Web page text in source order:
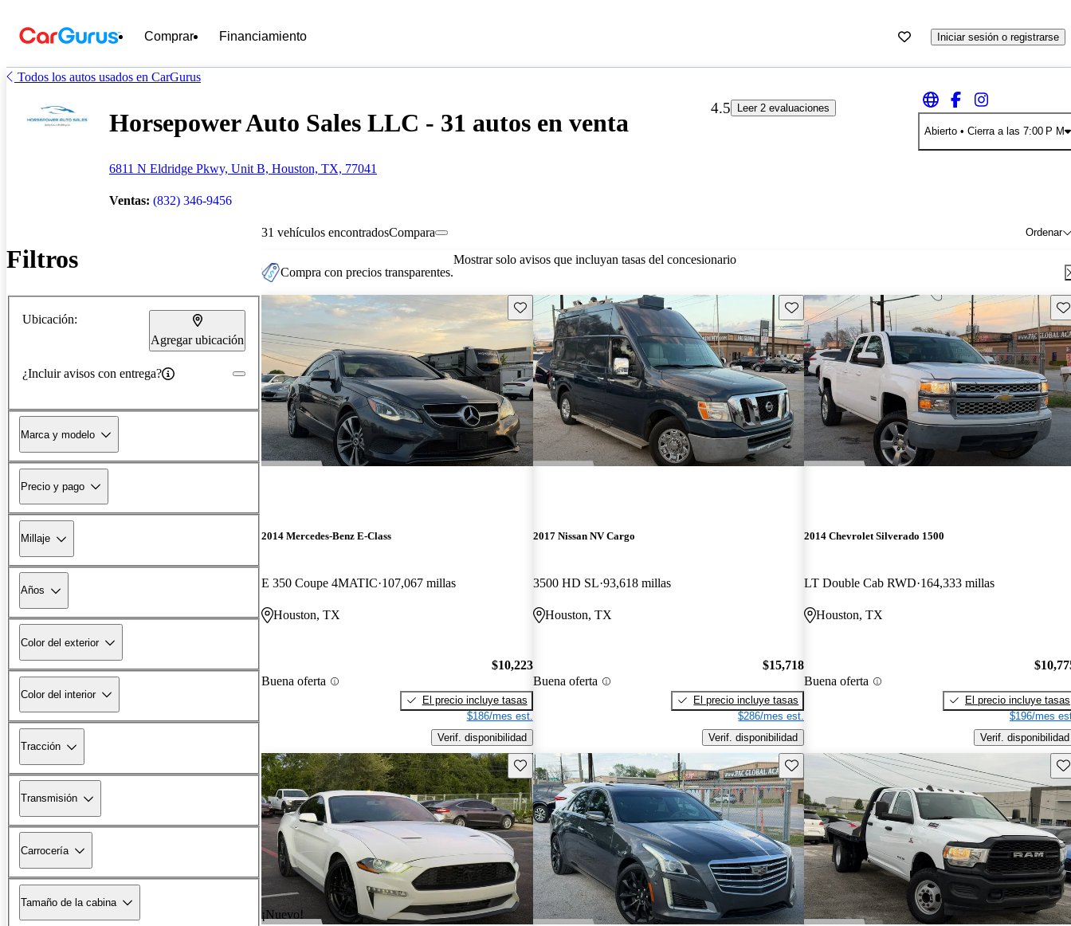
Comprar Financiamiento Iniciar sesión o registrarse
Todos los autos usados en CarGurus
Horsepower Auto Sales LLC - 31 autos en venta
6811 N Eldridge Pkwy, Unit B, Houston, TX, 77041
Ventas: (832) 346-9456
4.5
Leer 2 evaluaciones
Abierto• Cierra a las 7:00 P M
Filtros
Ubicación:
Agregar ubicación
¿Incluir avisos con entrega?
Marca y modelo
Precio y pago
Millaje
Años
Color del exterior
Color del interior
Tracción
Transmisión
Carrocería
Tamaño de la cabina
31 vehículos encontrados Ordenar
Compara
Compra con precios transparentes.
Mostrar solo avisos que incluyan tasas del concesionario
Guarda este Aviso
2014 Mercedes-Benz E-Class
E 350 Coupe 4MATIC 107,067 millas
Houston, TX
Buena oferta
$10,223
El precio incluye tasas
$186/mes est.
Verif. disponibilidad
Guarda este Aviso
2017 Nissan NV Cargo
3500 HD SL 93,618 millas
Houston, TX
Buena oferta
$15,718
El precio incluye tasas
$286/mes est.
Verif. disponibilidad
2014 Chevrolet Silverado 1500
LT Double Cab RWD 164,333 millas
Houston, TX
Buena oferta
El precio incluye tasas
$196/mes
Verif. disponibilidad
¡Nuevo!
Guarda este Aviso Guarda este Aviso